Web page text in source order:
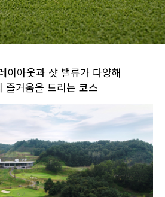
이아웃과 샷 밸류가 다양해
즐거움을 드리는 코스